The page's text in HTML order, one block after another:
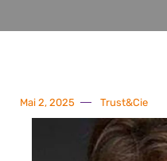
Mai 2, 2025 Trust&Cie